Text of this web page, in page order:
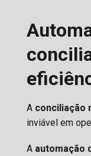
A conciliação
inviável em
A automação